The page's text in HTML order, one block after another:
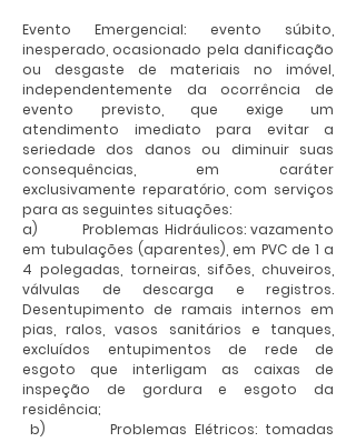
Evento Emergencial: evento súbito,
inesperado, ocasionado pela danificação
ou desgaste de materiais no imóvel,
independentemente da ocorrência de
evento previsto, que exige um
atendimento imediato para evitar a
seriedade dos danos ou diminuir suas
consequências, em caráter
exclusivamente reparatório, com serviços
para as seguintes situações:
a) Problemas Hidráulicos: vazamento
em tubulações (aparentes), em PVC de 1 a
4 polegadas, torneiras, sifões, chuveiros,
válvulas de descarga e registros.
Desentupimento de ramais internos em
pias, ralos, vasos sanitários e tanques,
excluídos entupimentos de rede de
esgoto que interligam as caixas de
inspeção de gordura e esgoto da
residência;
b) Problemas Elétricos: tomadas